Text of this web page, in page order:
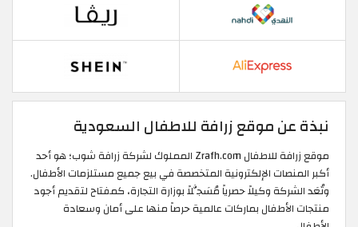
نبذة عن موقع زرافة للاطفال السعودية
موقع زرافة للاطفال Zrafh.com المملوك لشركة زرافة شوب؛ هو أحد
أكبر المنصات الإلكترونية المتخصصة في بيع جميع مستلزمات الأطفال.
وتُعَد الشركة وكيلاً حصرياً مُسَجَّلاً بوزارة التجارة، كمفتاح لتقديم أجود
منتجات الأطفال بماركات عالمية حرصاً منها على أمان وسعادة